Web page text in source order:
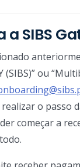
a SIBS
(SIBS)” ou
realizar o passo
começar a